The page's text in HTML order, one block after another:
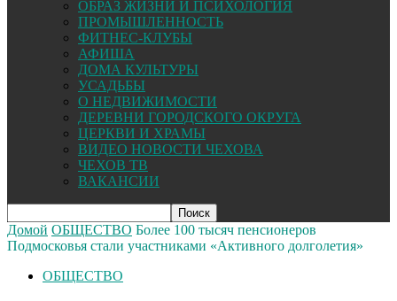
ОБРАЗ ЖИЗНИ И ПСИХОЛОГИЯ
ПРОМЫШЛЕННОСТЬ
ФИТНЕС-КЛУБЫ
АФИША
ДОМА КУЛЬТУРЫ
УСАДЬБЫ
О НЕДВИЖИМОСТИ
ДЕРЕВНИ ГОРОДСКОГО ОКРУГА
ЦЕРКВИ И ХРАМЫ
ВИДЕО НОВОСТИ ЧЕХОВА
ЧЕХОВ ТВ
ВАКАНСИИ
Домой ОБЩЕСТВО Более 100 тысяч пенсионеров
Подмосковья стали участниками «Активного долголетия»
ОБЩЕСТВО